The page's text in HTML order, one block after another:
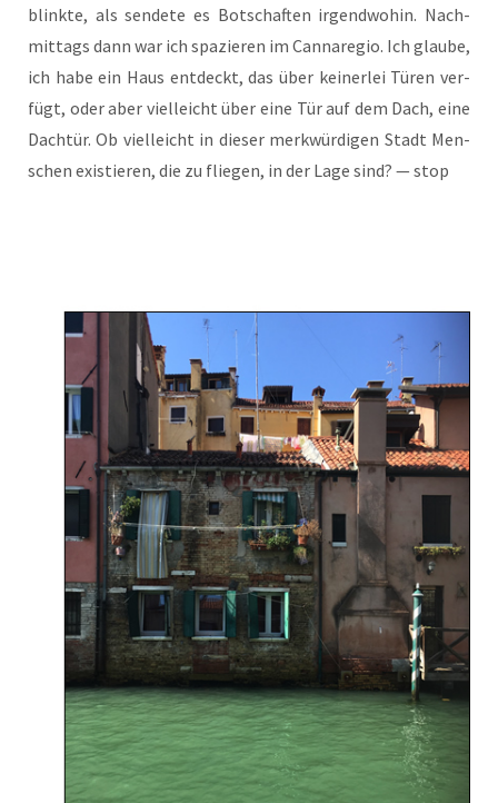
blink­te, als sen­de­te es Bot­schaf­ten irgend­wo­hin. Nach­
mit­tags dann war ich spa­zie­ren im Can­n­a­re­gio. Ich glau­be,
ich habe ein Haus ent­deckt, das über kei­ner­lei Türen ver­
fügt, oder aber viel­leicht über eine Tür auf dem Dach, eine
Dach­tür. Ob viel­leicht in die­ser merk­wür­di­gen Stadt Men­
schen exis­tie­ren, die zu flie­gen, in der Lage sind? — stop